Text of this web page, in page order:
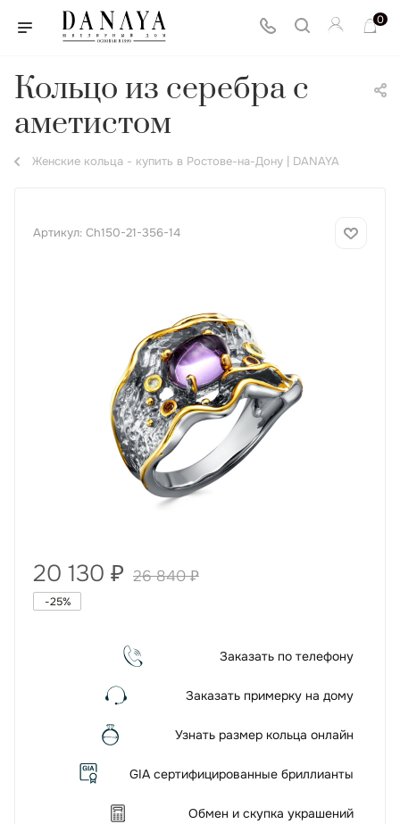
0
Кольцо из серебра с
аметистом
Женские кольца - купить в Ростове-на-Дону | DANAYA
Артикул: Ch150-21-356-14
20 130 ₽ 26 840₽
-25%
Заказать по телефону
Заказать примерку на дому
Узнать размер кольца онлайн
GIA сертифицированные бриллианты
Обмен и скупка украшений